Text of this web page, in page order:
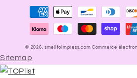
Moyens
paiement
© 2026,smelltoimpress.com Commerce
Sitemap